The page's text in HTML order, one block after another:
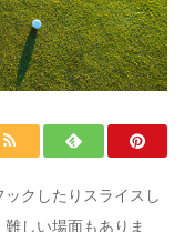
クしたりスライスし
しい場面もありま